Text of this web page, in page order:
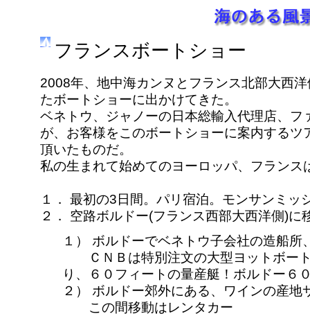
フランスボートショー
2008年、地中海カンヌとフランス北部大西
たボートショーに出かけてきた。
ベネトウ、ジャノーの日本総輸入代理店、フ
が、お客様をこのボートショーに案内する
頂いたものだ。
私の生まれて始めてのヨーロッパ、フランス
１． 最初の3日間。パリ宿泊。モンサンミッ
２． 空路ボルドー(フランス西部大西洋側)に
１） ボルドーでベネトウ子会社の造船所
ＣＮＢは特別注文の大型ヨットボー
り、６０フィートの量産艇！ボルドー６
２） ボルドー郊外にある、ワインの産地
この間移動はレンタカー